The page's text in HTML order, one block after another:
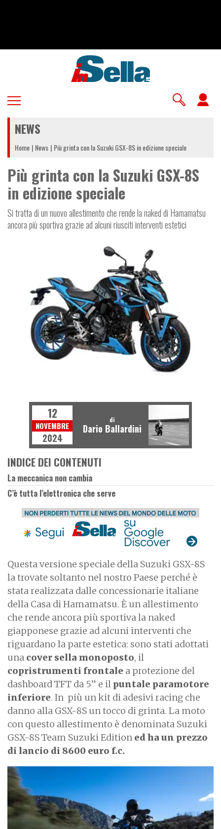
NEWS
Home News Più grinta con la Suzuki GSX-8S in edizione speciale
Più grinta con la Suzuki GSX-8S
in edizione speciale
Si tratta di un nuovo allestimento che rende la naked di Hamamatsu
ancora più sportiva grazie ad alcuni riusciti interventi estetici
Questa versione speciale della Suzuki GSX-8S
la trovate soltanto nel nostro Paese perché è
stata realizzata dalle concessionarie italiane
della Casa di Hamamatsu. È un allestimento
che rende ancora più sportiva la naked
giapponese grazie ad alcuni interventi che
riguardano la parte estetica: sono stati adottati
una cover sella monoposto, il
copristrumenti frontale a protezione del
dashboard TFT da 5” e il puntale paramotore
inferiore. In più un kit di adesivi racing che
danno alla GSX-8S un tocco di grinta. La moto
con questo allestimento è denominata Suzuki
GSX-8S Team Suzuki Edition ed ha un prezzo
di lancio di 8600 euro f.c.
I
m
a
g
12
NOVEMBRE
2024
di
Dario Ballardini
INDICE DEI CONTENUTI
La meccanica non cambia
C’è tutta l’elettronica che serve